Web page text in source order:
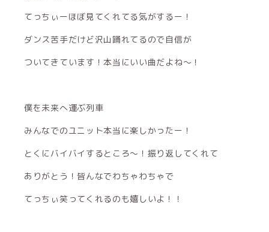
てっちぃーほぼ見てくれてる気がするー！
ダンス苦手だけど沢山踊れてるので自信が
ついてきています！本当にいい曲だよね〜！
僕を未来へ運ぶ列車
みんなでのユニット本当に楽しかったー！
とくにバイバイするところ〜！振り返してくれて
ありがとう！皆んなでわちゃわちゃで
てっちぃ笑ってくれるのも嬉しいよ！！